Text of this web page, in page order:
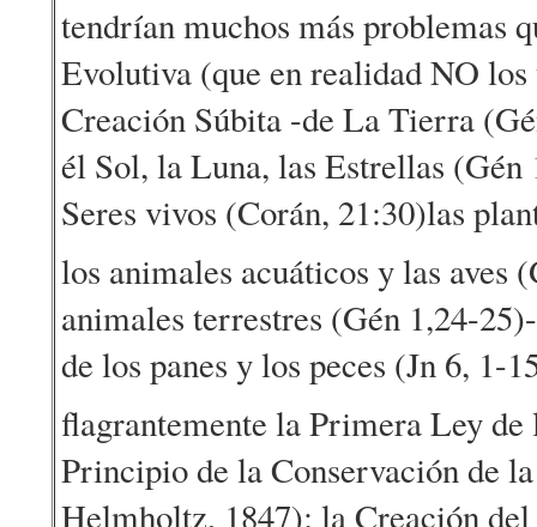
tendrían muchos más problemas
Evolutiva (que en realidad NO
Creación Súbita -de La Tierra
él Sol, la Luna, las Estrellas
Seres vivos (Corán, 21:30)las
los animales acuáticos y las aves
animales terrestres (Gén 1,24-
de los panes y los peces (Jn 6, 1-
flagrantemente la Primera Ley
Principio de la Conservación de
Helmholtz, 1847); la Creación